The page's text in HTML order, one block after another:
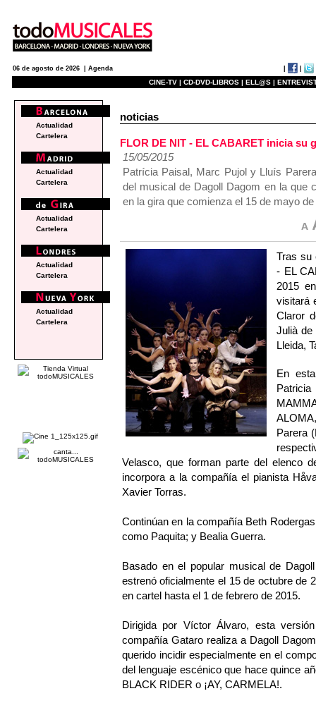
06 de agosto de 2026 | Agenda
CINE-TV | CD-DVD-LIBROS | ELL@S |
noticias
FLOR DE NIT - EL CABARET inicia su
15/05/2015
Patrícia Paisal, Marc Pujol y Lluís
del musical de Dagoll Dagom en la que
en la gira que comienza el 15 de mayo
Tras su
- EL
2015
visitará
Claror
Julià de
Lleida,
En
Parera
Velasco, que forman parte del elenco
incorpora a la compañía el pianista
Xavier Torras.
Continúan en la compañía Beth
como Paquita; y Bealia Guerra.
Basado en el popular musical de
estrenó oficialmente el 15 de octubre de
en cartel hasta el 1 de febrero de 2015.
Dirigida por Víctor Álvaro, esta
compañía Gataro realiza a Dagoll
querido incidir especialmente en el
del lenguaje escénico que hace quince
BLACK RIDER o ¡AY, CARMELA!.
Actualidad
Cartelera
Actualidad
Cartelera
Actualidad
Cartelera
Actualidad
Cartelera
Actualidad
Cartelera